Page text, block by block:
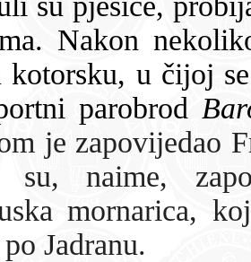
Nakon nekoliko
kotorsku, u čijoj
parobrod
je zapovijedao Francuz
su, naime,
mornarica,
trupa po Jadranu.